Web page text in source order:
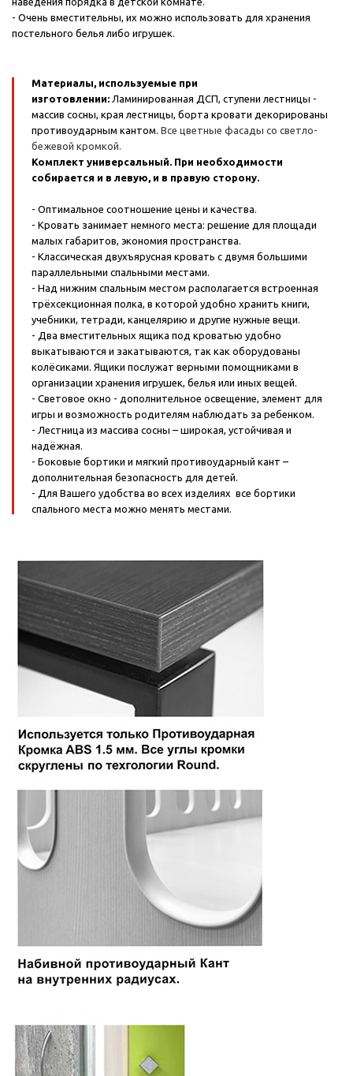
- Очень вместительны, их можно использовать для хранения
постельного белья либо игрушек.
Материалы, используемые при
изготовлении: Ламинированная ДСП, ступени лестницы -
массив сосны, края лестницы, борта кровати декорированы
противоударным кантом. Все цветные фасады со светло-
бежевой кромкой.
Комплект универсальный. При необходимости
собирается и в левую, и в правую сторону.
- Оптимальное соотношение цены и качества.
- Кровать занимает немного места: решение для площади
малых габаритов, экономия пространства.
- Классическая двухъярусная кровать с двумя большими
параллельными спальными местами.
- Над нижним спальным местом располагается встроенная
трёхсекционная полка, в которой удобно хранить книги,
учебники, тетради, канцелярию и другие нужные вещи.
- Два вместительных ящика под кроватью удобно
выкатываются и закатываются, так как оборудованы
колёсиками. Ящики послужат верными помощниками в
организации хранения игрушек, белья или иных вещей.
- Световое окно - дополнительное освещение, элемент для
игры и возможность родителям наблюдать за ребенком.
- Лестница из массива сосны – широкая, устойчивая и
надёжная.
- Боковые бортики и мягкий противоударный кант –
дополнительная безопасность для детей.
- Для Вашего удобства во всех изделиях все бортики
спального места можно менять местами.